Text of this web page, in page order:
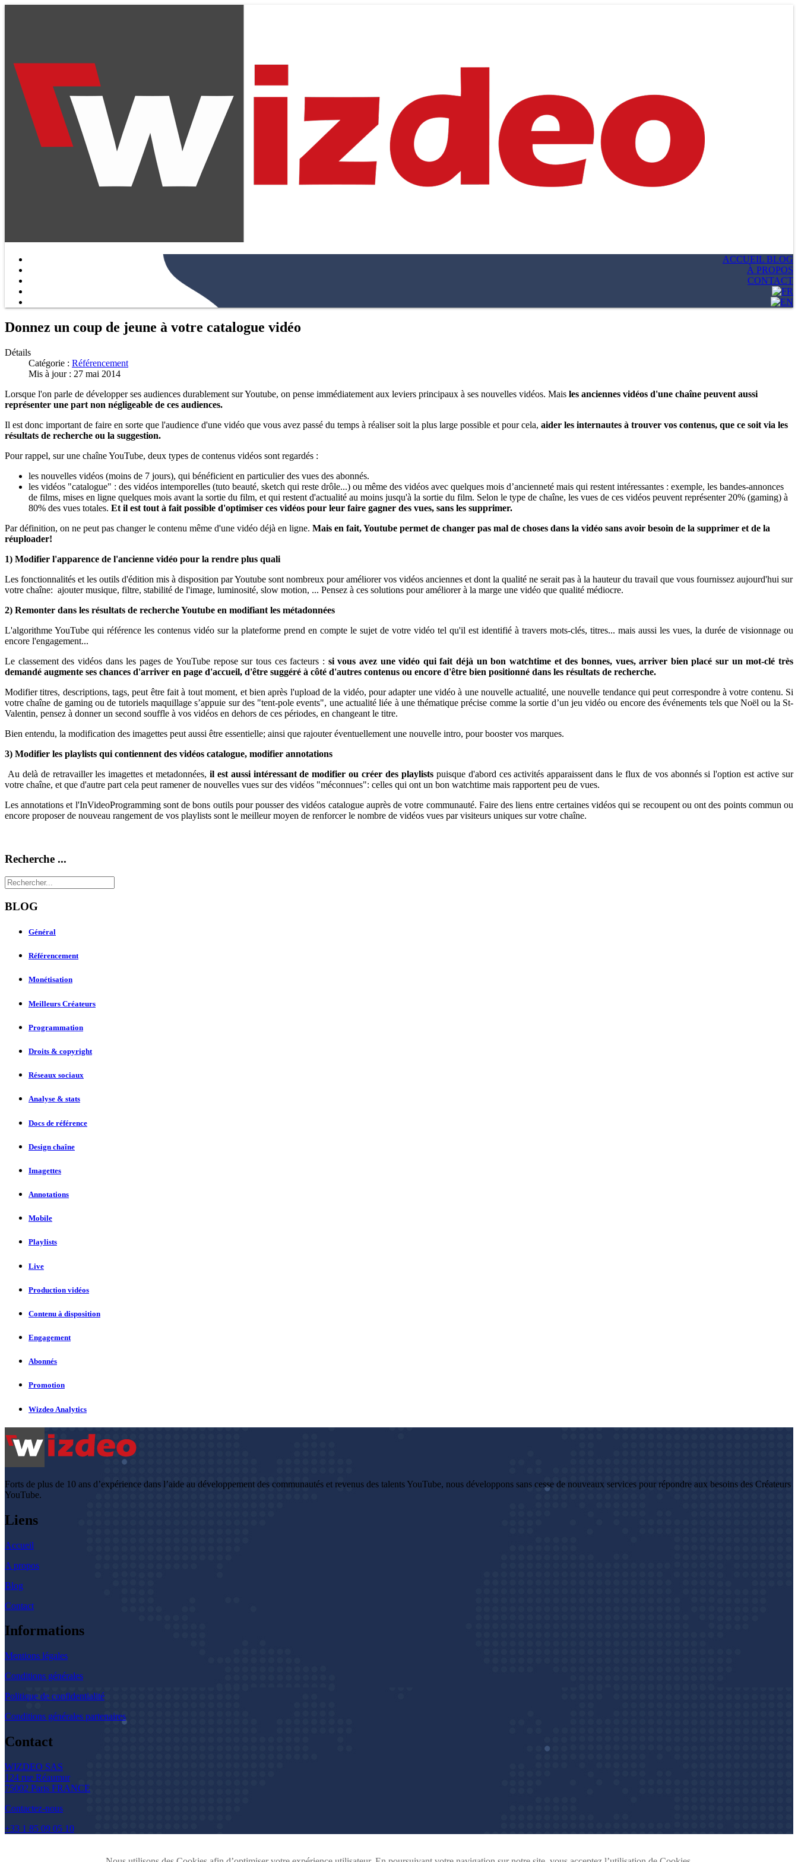
ACCUEIL BLOG
À PROPOS
CONTACT
Donnez un coup de jeune à votre catalogue vidéo
Détails
Catégorie : Référencement
Mis à jour : 27 mai 2014
Lorsque l'on parle de développer ses audiences durablement sur Youtube, on pense immédiatement aux leviers principaux à ses nouvelles vidéos. Mais les anciennes vidéos d'une chaîne peuvent aussi
représenter une part non négligeable de ces audiences.
Il est donc important de faire en sorte que l'audience d'une vidéo que vous avez passé du temps à réaliser soit la plus large possible et pour cela, aider les internautes à trouver vos contenus, que ce soit via les
résultats de recherche ou la suggestion.
Pour rappel, sur une chaîne YouTube, deux types de contenus vidéos sont regardés :
les nouvelles vidéos (moins de 7 jours), qui bénéficient en particulier des vues des abonnés.
les vidéos "catalogue" : des vidéos intemporelles (tuto beauté, sketch qui reste drôle...) ou même des vidéos avec quelques mois d’ancienneté mais qui restent intéressantes : exemple, les bandes-annonces
de films, mises en ligne quelques mois avant la sortie du film, et qui restent d'actualité au moins jusqu'à la sortie du film. Selon le type de chaîne, les vues de ces vidéos peuvent représenter 20% (gaming) à
80% des vues totales. Et il est tout à fait possible d'optimiser ces vidéos pour leur faire gagner des vues, sans les supprimer.
Par définition, on ne peut pas changer le contenu même d'une vidéo déjà en ligne. Mais en fait, Youtube permet de changer pas mal de choses dans la vidéo sans avoir besoin de la supprimer et de la
réuploader!
1) Modifier l'apparence de l'ancienne vidéo pour la rendre plus quali
Les fonctionnalités et les outils d'édition mis à disposition par Youtube sont nombreux pour améliorer vos vidéos anciennes et dont la qualité ne serait pas à la hauteur du travail que vous fournissez aujourd'hui sur
votre chaîne: ajouter musique, filtre, stabilité de l'image, luminosité, slow motion, ... Pensez à ces solutions pour améliorer à la marge une vidéo que qualité médiocre.
2) Remonter dans les résultats de recherche Youtube en modifiant les métadonnées
L'algorithme YouTube qui référence les contenus vidéo sur la plateforme prend en compte le sujet de votre vidéo tel qu'il est identifié à travers mots-clés, titres... mais aussi les vues, la durée de visionnage ou
encore l'engagement...
Le classement des vidéos dans les pages de YouTube repose sur tous ces facteurs : si vous avez une vidéo qui fait déjà un bon watchtime et des bonnes, vues, arriver bien placé sur un mot-clé très
demandé augmente ses chances d'arriver en page d'accueil, d'être suggéré à côté d'autres contenus ou encore d'être bien positionné dans les résultats de recherche.
Modifier titres, descriptions, tags, peut être fait à tout moment, et bien après l'upload de la vidéo, pour adapter une vidéo à une nouvelle actualité, une nouvelle tendance qui peut correspondre à votre contenu. Si
votre chaîne de gaming ou de tutoriels maquillage s’appuie sur des "tent-pole events", une actualité liée à une thématique précise comme la sortie d’un jeu vidéo ou encore des événements tels que Noël ou la St-
Valentin, pensez à donner un second souffle à vos vidéos en dehors de ces périodes, en changeant le titre.
Bien entendu, la modification des imagettes peut aussi être essentielle; ainsi que rajouter éventuellement une nouvelle intro, pour booster vos marques.
3) Modifier les playlists qui contiennent des vidéos catalogue, modifier annotations
Au delà de retravailler les imagettes et metadonnées, il est aussi intéressant de modifier ou créer des playlists puisque d'abord ces activités apparaissent dans le flux de vos abonnés si l'option est active sur
votre chaîne, et que d'autre part cela peut ramener de nouvelles vues sur des vidéos "méconnues": celles qui ont un bon watchtime mais rapportent peu de vues.
Les annotations et l'InVideoProgramming sont de bons outils pour pousser des vidéos catalogue auprès de votre communauté. Faire des liens entre certaines vidéos qui se recoupent ou ont des points commun ou
encore proposer de nouveau rangement de vos playlists sont le meilleur moyen de renforcer le nombre de vidéos vues par visiteurs uniques sur votre chaîne.
Recherche ...
BLOG
Général
Référencement
Monétisation
Meilleurs Créateurs
Programmation
Droits & copyright
Réseaux sociaux
Analyse & stats
Docs de référence
Design chaîne
Imagettes
Annotations
Mobile
Playlists
Live
Production vidéos
Contenu à disposition
Engagement
Abonnés
Promotion
Wizdeo Analytics
Forts de plus de 10 ans d’expérience dans l’aide au développement des communautés et revenus des talents YouTube, nous développons sans cesse de nouveaux services pour répondre aux besoins des Créateurs
YouTube.
Liens
Accueil
A propos
Blog
Contact
Informations
Mentions légales
Conditions générales
Politique de confidentialité
Conditions générales partenaires
Contact
WIZDEO SAS
124 rue Réaumur
75002 Paris FRANCE
Contactez-nous
+33 1 85 09 05 10